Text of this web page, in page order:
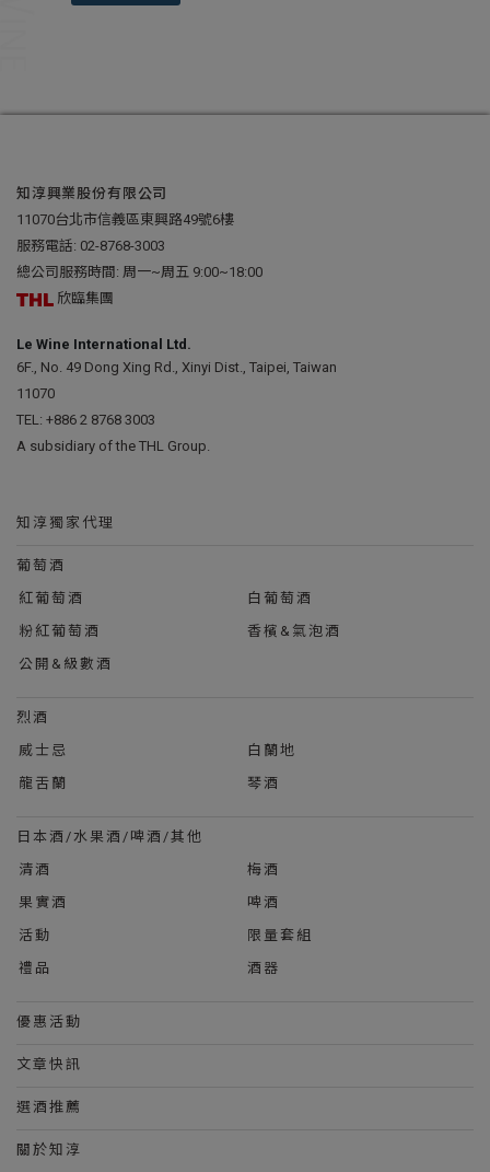
知淳興業股份有限公司
11070台北市信義區東興路49號6樓
服務電話: 02-8768-3003
總公司服務時間: 周一~周五 9:00~18:00
欣臨集團
Le Wine International Ltd.
6F., No. 49 Dong Xing Rd., Xinyi Dist., Taipei, Taiwan
11070
TEL: +886 2 8768 3003
A subsidiary of the THL Group.
知淳獨家代理
葡萄酒
紅葡萄酒
白葡萄酒
粉紅葡萄酒
香檳&氣泡酒
公開&級數酒
烈酒
威士忌
白蘭地
龍舌蘭
琴酒
日本酒/水果酒/啤酒/其他
清酒
梅酒
果實酒
啤酒
活動
限量套組
禮品
酒器
優惠活動
文章快訊
選酒推薦
關於知淳